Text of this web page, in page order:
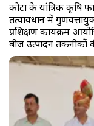
कोटा के यांत्रिक कृषि
तत्वावधान में
प्रशिक्षण कार्यक्रम
बीज उत्पादन तकनीकों